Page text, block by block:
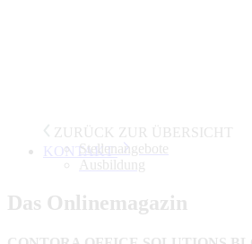
ZURÜCK ZUR ÜBERSICHT
Stellenangebote
Ausbildung
KONTAKT
Das Onlinemagazin